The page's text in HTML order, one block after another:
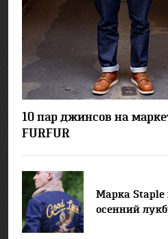
10 пар джинсов на
FURFUR
Марка
осенний